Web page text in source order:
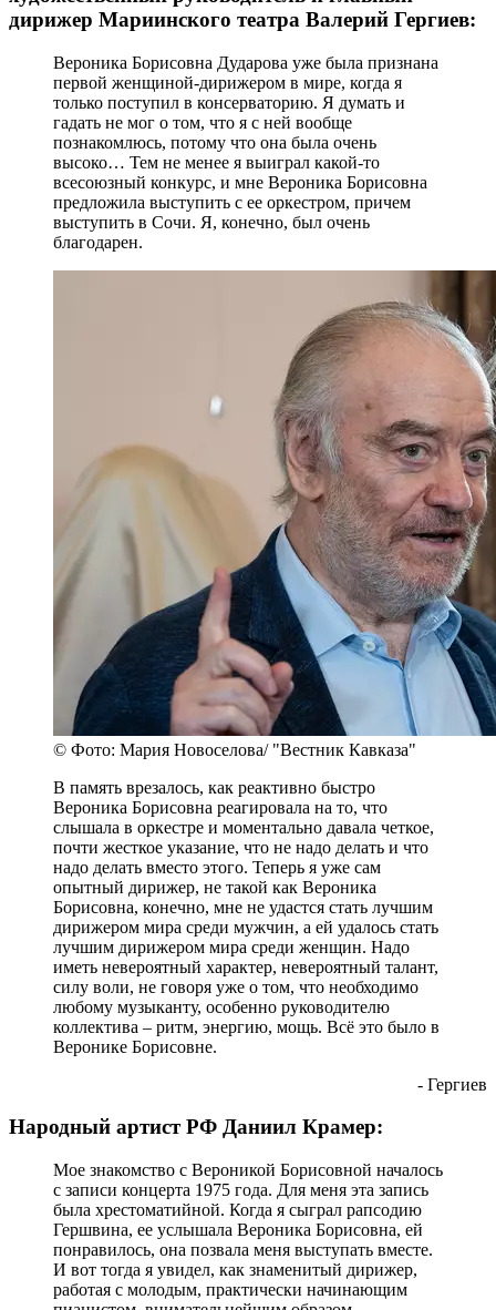
дирижер Мариинского театра Валерий Гергиев:
Вероника Борисовна Дударова уже была признана
первой женщиной-дирижером в мире, когда я
только поступил в консерваторию. Я думать и
гадать не мог о том, что я с ней вообще
познакомлюсь, потому что она была очень
высоко… Тем не менее я выиграл какой-то
всесоюзный конкурс, и мне Вероника Борисовна
предложила выступить с ее оркестром, причем
выступить в Сочи. Я, конечно, был очень
благодарен.
© Фото: Мария Новоселова/ "Вестник Кавказа"
В память врезалось, как реактивно быстро
Вероника Борисовна реагировала на то, что
слышала в оркестре и моментально давала четкое,
почти жесткое указание, что не надо делать и что
надо делать вместо этого. Теперь я уже сам
опытный дирижер, не такой как Вероника
Борисовна, конечно, мне не удастся стать лучшим
дирижером мира среди мужчин, а ей удалось стать
лучшим дирижером мира среди женщин. Надо
иметь невероятный характер, невероятный талант,
силу воли, не говоря уже о том, что необходимо
любому музыканту, особенно руководителю
коллектива – ритм, энергию, мощь. Всё это было в
Веронике Борисовне.
- Гергиев
Народный артист РФ Даниил Крамер:
Мое знакомство с Вероникой Борисовной началось
с записи концерта 1975 года. Для меня эта запись
была хрестоматийной. Когда я сыграл рапсодию
Гершвина, ее услышала Вероника Борисовна, ей
понравилось, она позвала меня выступать вместе.
И вот тогда я увидел, как знаменитый дирижер,
работая с молодым, практически начинающим